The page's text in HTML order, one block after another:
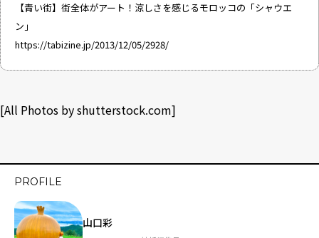
【青い街】街全体がアート！涼しさを感じるモロッコの「シャウエ
ン」
https://tabizine.jp/2013/12/05/2928/
[All Photos byshutterstock.com]
PROFILE
山口彩